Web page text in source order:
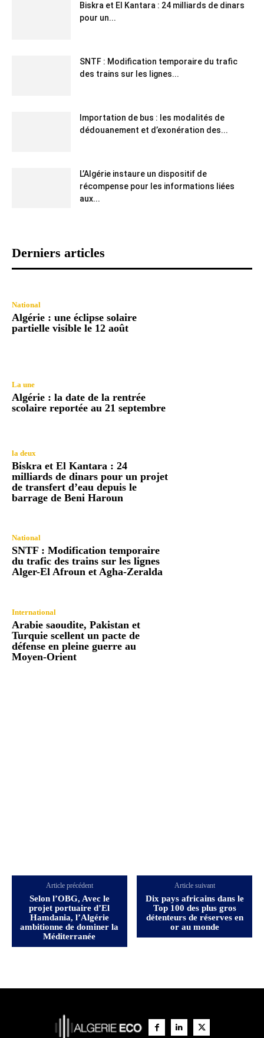
Biskra et El Kantara : 24 milliards de dinars
pour un...
SNTF : Modification temporaire du trafic
des trains sur les lignes...
Importation de bus : les modalités de
dédouanement et d’exonération des...
L’Algérie instaure un dispositif de
récompense pour les informations liées
aux...
Derniers articles
National
Algérie : une éclipse solaire
partielle visible le 12 août
La une
Algérie : la date de la rentrée
scolaire reportée au 21 septembre
la deux
Biskra et El Kantara : 24
milliards de dinars pour un projet
de transfert d’eau depuis le
barrage de Beni Haroun
National
SNTF : Modification temporaire
du trafic des trains sur les lignes
Alger-El Afroun et Agha-Zeralda
International
Arabie saoudite, Pakistan et
Turquie scellent un pacte de
défense en pleine guerre au
Moyen-Orient
Article précédent
Selon l’OBG, Avec le
projet portuaire d’El
Hamdania, l’Algérie
ambitionne de dominer la
Méditerranée
Article suivant
Dix pays africains dans le
Top 100 des plus gros
détenteurs de réserves en
or au monde